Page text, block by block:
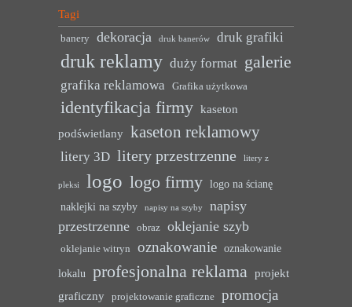
Tagi
banery dekoracja druk banerów druk grafiki
druk reklamy duży format galerie
grafika reklamowa Grafika użytkowa
identyfikacja firmy kaseton
podświetlany kaseton reklamowy
litery 3D litery przestrzenne litery z
pleksi logo logo firmy logo na ścianę
naklejki na szyby
napisy na szyby
napisy
przestrzenne
obraz oklejanie szyb
oklejanie witryn oznakowanie oznakowanie
lokalu profesjonalna reklama projekt
graficzny
projektowanie graficzne
promocja